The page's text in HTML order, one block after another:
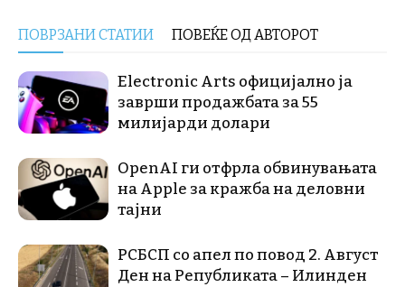
ПОВРЗАНИ СТАТИИ ПОВЕЌЕ ОД АВТОРОТ
Electronic Arts официјално ја
заврши продажбата за 55
милијарди долари
OpenAI ги отфрла обвинувањата
на Apple за кражба на деловни
тајни
РСБСП со апел по повод 2. Август
Ден на Републиката – Илинден